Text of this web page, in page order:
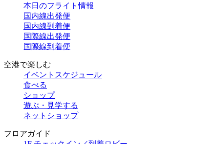
本日のフライト情報
国内線出発便
国内線到着便
国際線出発便
国際線到着便
空港で楽しむ
イベントスケジュール
食べる
ショップ
遊ぶ・見学する
ネットショップ
フロアガイド